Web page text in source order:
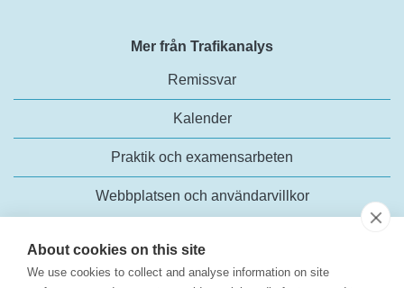
About cookies on this site
We use cookies to collect and analyse information on site
Mer från Trafikanalys
Remissvar
Kalender
Praktik och examensarbeten
Webbplatsen och användarvillkor